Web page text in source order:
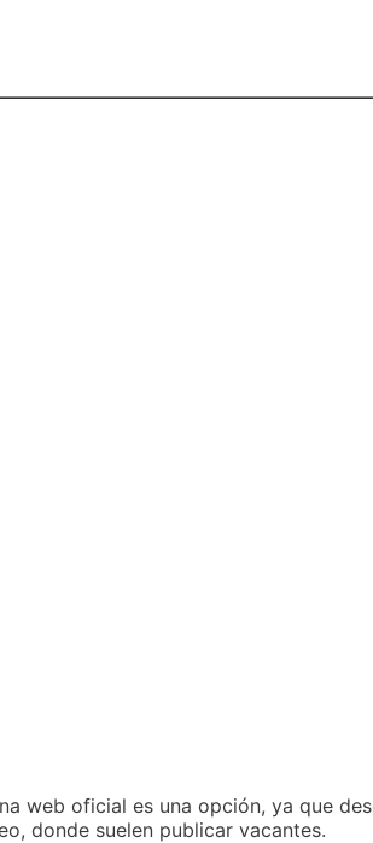
web oficial es una opción, ya que
donde suelen publicar vacantes.